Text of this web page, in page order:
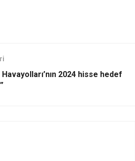
2024 hisse hedef